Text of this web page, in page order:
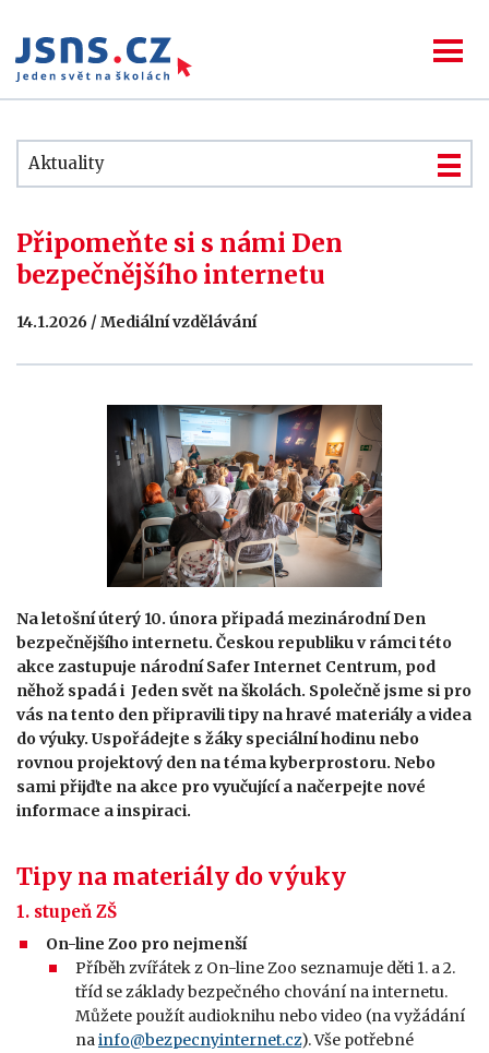
Aktuality
Připomeňte si s námi Den
bezpečnějšího internetu
14.1.2026 / Mediální vzdělávání
Na letošní úterý 10. února připadá mezinárodní Den
bezpečnějšího internetu. Českou republiku v rámci této
akce zastupuje národní Safer Internet Centrum, pod
něhož spadá i Jeden svět na školách. Společně jsme si pro
vás na tento den připravili tipy na hravé materiály a videa
do výuky. Uspořádejte s žáky speciální hodinu nebo
rovnou projektový den na téma kyberprostoru. Nebo
sami přijďte na akce pro vyučující a načerpejte nové
informace a inspiraci.
Tipy na materiály do výuky
1. stupeň ZŠ
On-line Zoo pro nejmenší
Příběh zvířátek z On-line Zoo seznamuje děti 1. a 2.
tříd se základy bezpečného chování na internetu.
Můžete použít audioknihu nebo video (na vyžádání
nainfo@bezpecnyinternet.cz). Vše potřebné